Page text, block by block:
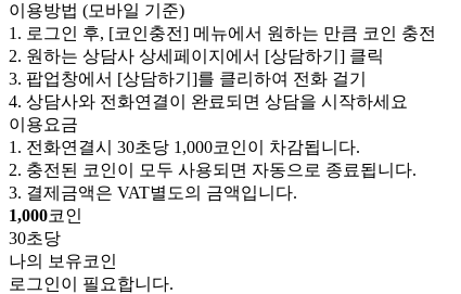
이용방법 (모바일 기준)
1. 로그인 후, [코인충전] 메뉴에서 원하는 만큼 코인 충전
2. 원하는 상담사 상세페이지에서 [상담하기] 클릭
3. 팝업창에서 [상담하기]를 클리하여 전화 걸기
4. 상담사와 전화연결이 완료되면 상담을 시작하세요
이용요금
1. 전화연결시 30초당 1,000코인이 차감됩니다.
2. 충전된 코인이 모두 사용되면 자동으로 종료됩니다.
3. 결제금액은 VAT별도의 금액입니다.
1,000코인
30초당
나의 보유코인
로그인이 필요합니다.